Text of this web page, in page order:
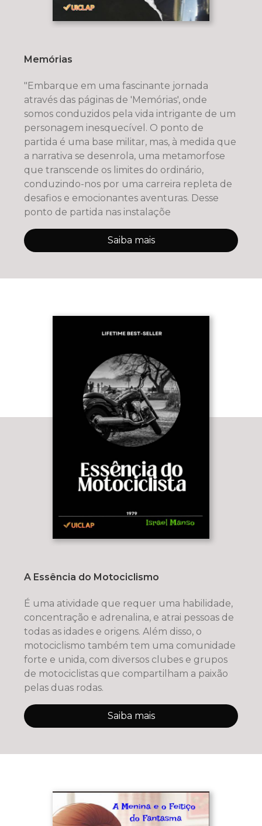
Memórias
"Embarque em uma fascinante jornada
através das páginas de 'Memórias', onde
somos conduzidos pela vida intrigante de um
personagem inesquecível. O ponto de
partida é uma base militar, mas, à medida que
a narrativa se desenrola, uma metamorfose
que transcende os limites do ordinário,
conduzindo-nos por uma carreira repleta de
desafios e emocionantes aventuras. Desse
ponto de partida nas instalaçõe
Saiba mais
A Essência do Motociclismo
É uma atividade que requer uma habilidade,
concentração e adrenalina, e atrai pessoas de
todas as idades e origens. Além disso, o
motociclismo também tem uma comunidade
forte e unida, com diversos clubes e grupos
de motociclistas que compartilham a paixão
pelas duas rodas.
Saiba mais